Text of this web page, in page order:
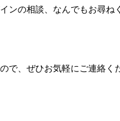
ンの相談、なんでもお尋ね
で、ぜひお気軽にご連絡く